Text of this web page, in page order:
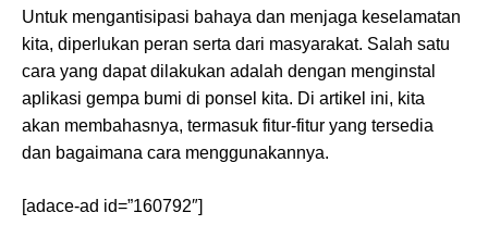
Untuk mengantisipasi bahaya dan menjaga keselamatan
kita, diperlukan peran serta dari masyarakat. Salah satu
cara yang dapat dilakukan adalah dengan menginstal
aplikasi gempa bumi di ponsel kita. Di artikel ini, kita
akan membahasnya, termasuk fitur-fitur yang tersedia
dan bagaimana cara menggunakannya.
[adace-ad id=”160792″]